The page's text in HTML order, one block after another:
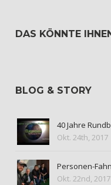
DAS KÖNNTE
BLOG & STORY
40 Jahre
Okt. 24th, 2017
Personen-
Okt. 22nd, 2017